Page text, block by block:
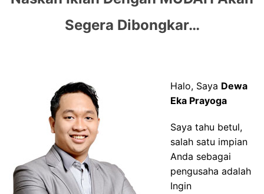
Segera Dibongkar…
Halo, Saya Dewa
Eka Prayoga
Saya tahu betul,
salah satu impian
Anda sebagai
pengusaha adalah
Ingin